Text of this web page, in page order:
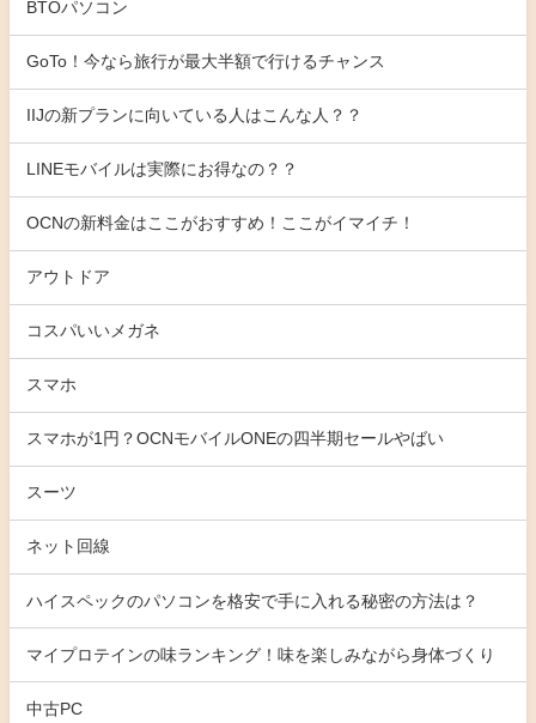
BTOパソコン
GoTo！今なら旅行が最大半額で行けるチャンス
IIJの新プランに向いている人はこんな人？？
LINEモバイルは実際にお得なの？？
OCNの新料金はここがおすすめ！ここがイマイチ！
アウトドア
コスパいいメガネ
スマホ
スマホが1円？OCNモバイルONEの四半期セールやばい
スーツ
ネット回線
ハイスペックのパソコンを格安で手に入れる秘密の方法は？
マイプロテインの味ランキング！味を楽しみながら身体づくり
中古PC